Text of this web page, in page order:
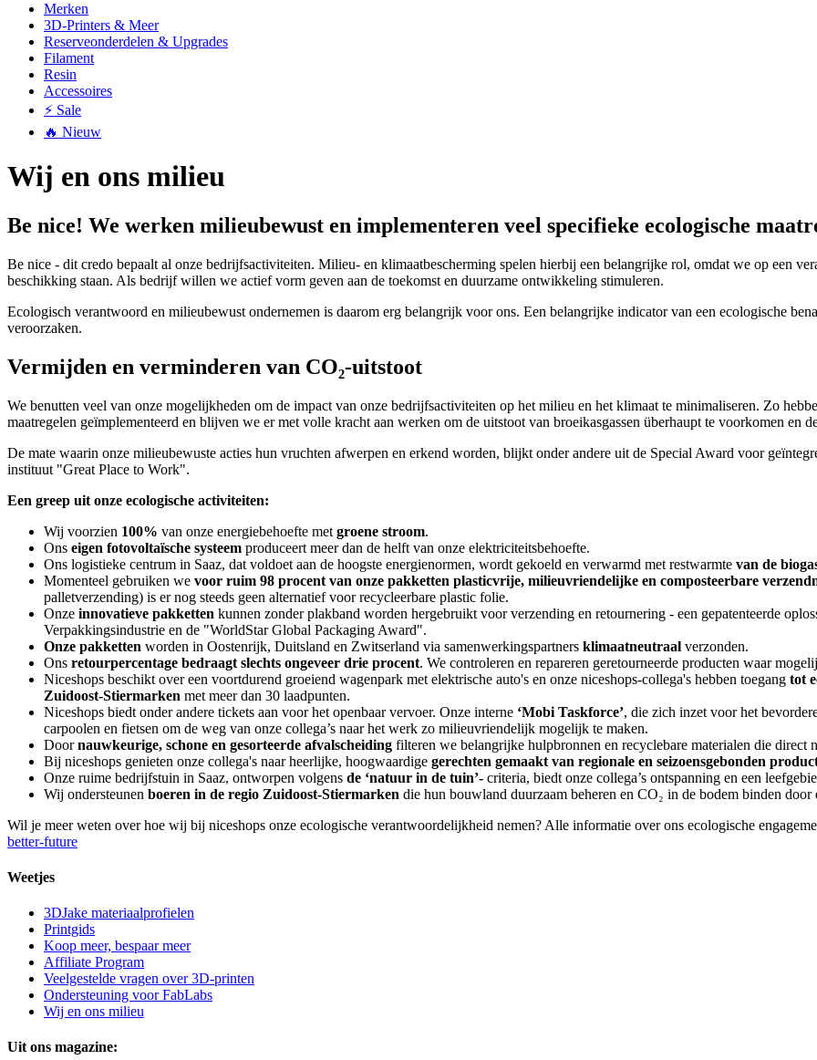
Merken
3D-Printers & Meer
Reserveonderdelen & Upgrades
Filament
Resin
Accessoires
⚡ Sale
🔥 Nieuw
Wij en ons milieu
Be nice! We werken milieubewust en implementeren veel specifieke ecologische
Be nice - dit credo bepaalt al onze bedrijfsactiviteiten. Milieu- en klimaatbescherming spelen hierbij een belangrijke rol, omdat we op een
beschikking staan. Als bedrijf willen we actief vorm geven aan de toekomst en duurzame ontwikkeling stimuleren.
Ecologisch verantwoord en milieubewust ondernemen is daarom erg belangrijk voor ons. Een belangrijke indicator van een ecologische
veroorzaken.
Vermijden en verminderen van CO₂-uitstoot
We benutten veel van onze mogelijkheden om de impact van onze bedrijfsactiviteiten op het milieu en het klimaat te minimaliseren. Zo
maatregelen geïmplementeerd en blijven we er met volle kracht aan werken om de uitstoot van broeikasgassen überhaupt te voorkomen en
De mate waarin onze milieubewuste acties hun vruchten afwerpen en erkend worden, blijkt onder andere uit de Special Award voor
instituut "Great Place to Work".
Een greep uit onze ecologische activiteiten:
Wij voorzien 100% van onze energiebehoefte met groene stroom.
Ons eigen fotovoltaïsche systeem produceert meer dan de helft van onze elektriciteitsbehoefte.
Ons logistieke centrum in Saaz, dat voldoet aan de hoogste energienormen, wordt gekoeld en verwarmd met restwarmte van de
Momenteel gebruiken we voor ruim 98 procent van onze pakketten plasticvrije, milieuvriendelijke en composteerbare
palletverzending) is er nog steeds geen alternatief voor recycleerbare plastic folie.
Onze innovatieve pakketten kunnen zonder plakband worden hergebruikt voor verzending en retournering - een gepatenteerde
Verpakkingsindustrie en de "WorldStar Global Packaging Award".
Onze pakketten worden in Oostenrijk, Duitsland en Zwitserland via samenwerkingspartners klimaatneutraal verzonden.
Ons retourpercentage bedraagt ​​slechts ongeveer drie procent. We controleren en repareren geretourneerde producten waar
Niceshops beschikt over een voortdurend groeiend wagenpark met elektrische auto's en onze niceshops-collega's hebben toegang tot
Zuidoost-Stiermarken met meer dan 30 laadpunten.
Niceshops biedt onder andere tickets aan voor het openbaar vervoer. Onze interne ‘Mobi Taskforce’, die zich inzet voor het
carpoolen en fietsen om de weg van onze collega’s naar het werk zo milieuvriendelijk mogelijk te maken.
Doornauwkeurige, schone en gesorteerde afvalscheiding filteren we belangrijke hulpbronnen en recyclebare materialen die direct
Bij niceshops genieten onze collega's naar heerlijke, hoogwaardige gerechten gemaakt van regionale en seizoensgebonden
Onze ruime bedrijfstuin in Saaz, ontworpen volgens de ‘natuur in de tuin’- criteria, biedt onze collega’s ontspanning en een
Wij ondersteunen boeren in de regio Zuidoost-Stiermarken die hun bouwland duurzaam beheren en CO₂ in de bodem binden
Wil je meer weten over hoe wij bij niceshops onze ecologische verantwoordelijkheid nemen? Alle informatie over ons ecologische
better-future
Weetjes
3DJake materiaalprofielen
Printgids
Koop meer, bespaar meer
Affiliate Program
Veelgestelde vragen over 3D-printen
Ondersteuning voor FabLabs
Wij en ons milieu
Uit ons magazine: